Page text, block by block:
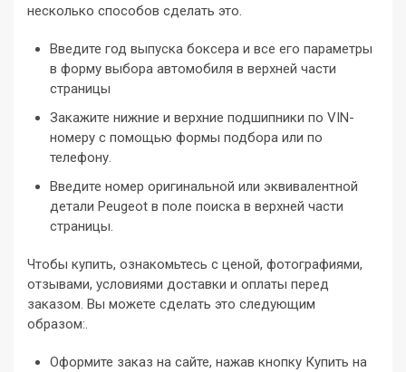
несколько способов сделать это.
Введите год выпуска боксера и все его параметры
в форму выбора автомобиля в верхней части
страницы
Закажите нижние и верхние подшипники по VIN-
номеру с помощью формы подбора или по
телефону.
Введите номер оригинальной или эквивалентной
детали Peugeot в поле поиска в верхней части
страницы.
Чтобы купить, ознакомьтесь с ценой, фотографиями,
отзывами, условиями доставки и оплаты перед
заказом. Вы можете сделать это следующим
образом:.
Оформите заказ на сайте, нажав кнопку Купить на